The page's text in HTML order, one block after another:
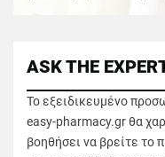
ASK THE
Το εξειδικευμένο
easy-pharmacy.gr θα
βοηθήσει να βρείτε το